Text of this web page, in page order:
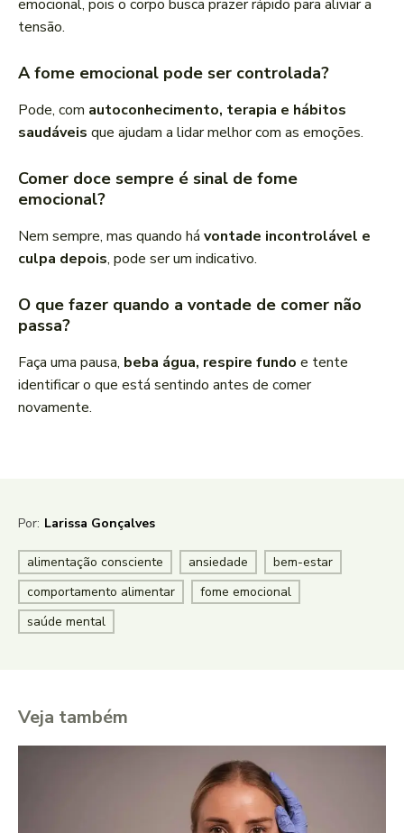
emocional, pois o corpo busca prazer rápido para aliviar a
tensão.
A fome emocional pode ser controlada?
Pode, com autoconhecimento, terapia e hábitos
saudáveis que ajudam a lidar melhor com as emoções.
Comer doce sempre é sinal de fome
emocional?
Nem sempre, mas quando há vontade incontrolável e
culpa depois, pode ser um indicativo.
O que fazer quando a vontade de comer não
passa?
Faça uma pausa, beba água, respire fundo e tente
identificar o que está sentindo antes de comer
novamente.
Por: Larissa Gonçalves
alimentação consciente ansiedade
bem-estar
comportamento alimentar
fome emocional
saúde mental
Veja também